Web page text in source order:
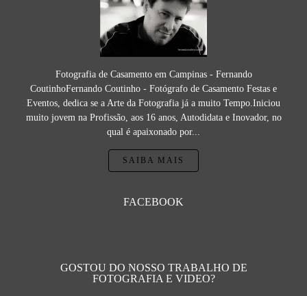
Fotografia de Casamento em Campinas - Fernando
CoutinhoFernando Coutinho - Fotógrafo de Casamento Festas e
Eventos, dedica se a Arte da Fotografia já a muito Tempo.Iniciou
muito jovem na Profissão, aos 16 anos, Autodidata e Inovador, no
qual é apaixonado por...
SAIBA MAIS
FACEBOOK
GOSTOU DO NOSSO TRABALHO DE
FOTOGRAFIA E VIDEO?